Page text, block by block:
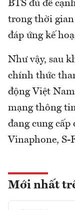
BTS đủ để
trong thời gian
đáp ứng kế
Như vậy, sau
chính thức
động Việt
mạng thông
đang cung
Vinaphone, S-
Mới nhất